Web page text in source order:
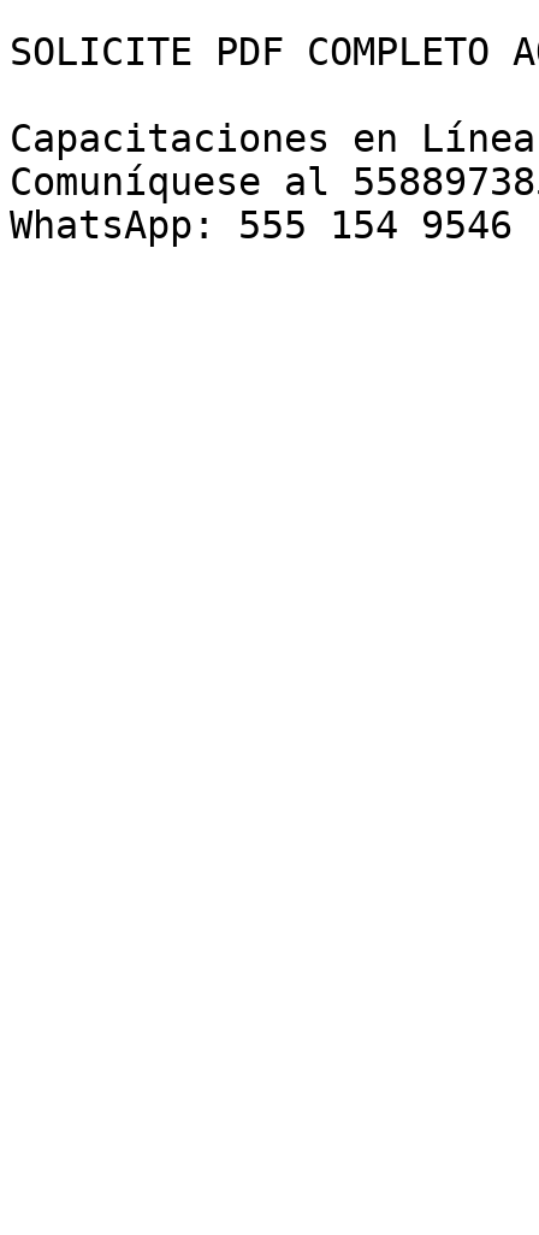
SOLICITE PDF COMPLETO
Capacitaciones en
Comuníquese al
WhatsApp: 555 154 9546